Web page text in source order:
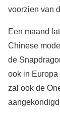
voorzien van
Een maand
Chinese
de
ook in
zal ook de